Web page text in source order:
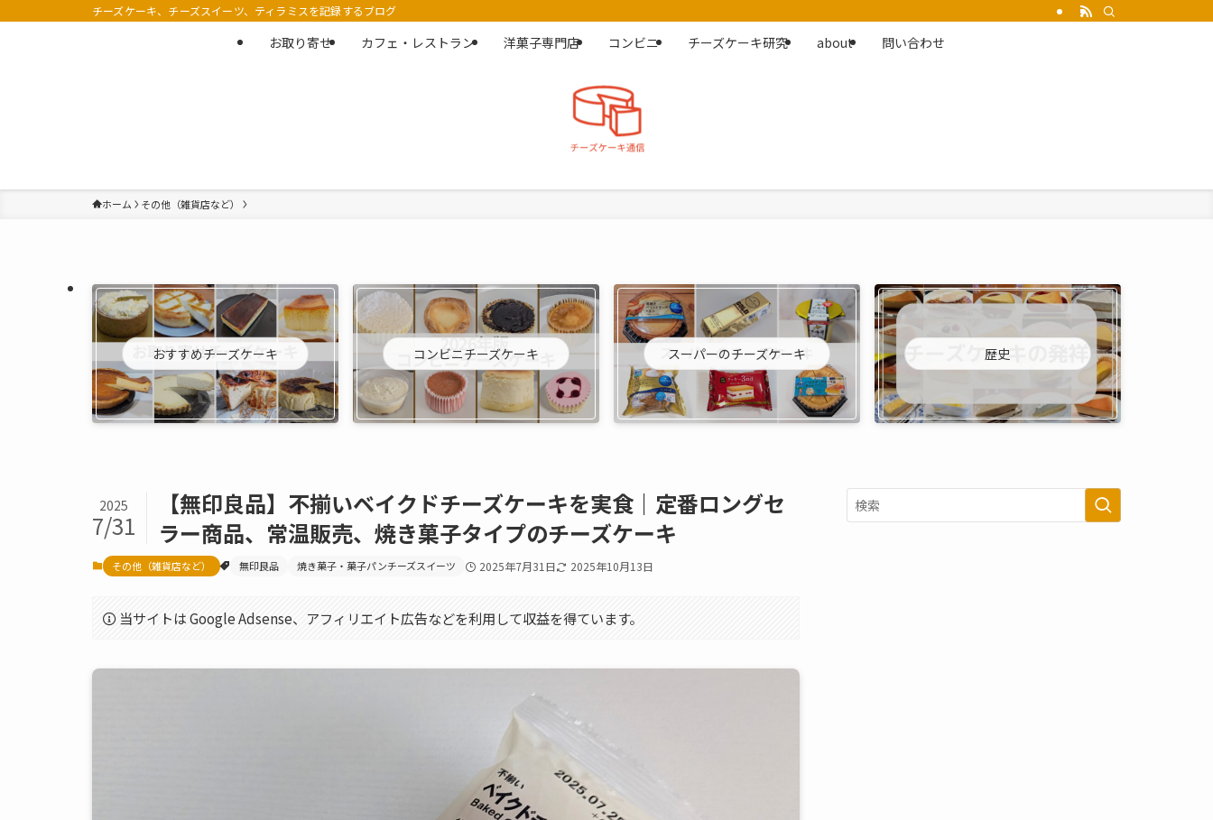
チーズケーキ、チーズスイーツ、ティラミスを記録するブログ
お取り寄せ カフェ・レストラン 洋菓子専門店 コンビニ チーズケーキ研究 about 問い合わせ
ホーム その他（雑貨店など）
おすすめチーズケーキ コンビニチーズケーキ スーパーのチーズケーキ 歴史
【無印良品】不揃いベイクドチーズケーキを実食｜定番ロングセ
ラー商品、常温販売、焼き菓子タイプのチーズケーキ
2025
7/31
その他（雑貨店など） 無印良品 焼き菓子・菓子パンチーズスイーツ 2025年7月31日 2025年10月13日
当サイトは Google Adsense、アフィリエイト広告などを利用して収益を得ています。